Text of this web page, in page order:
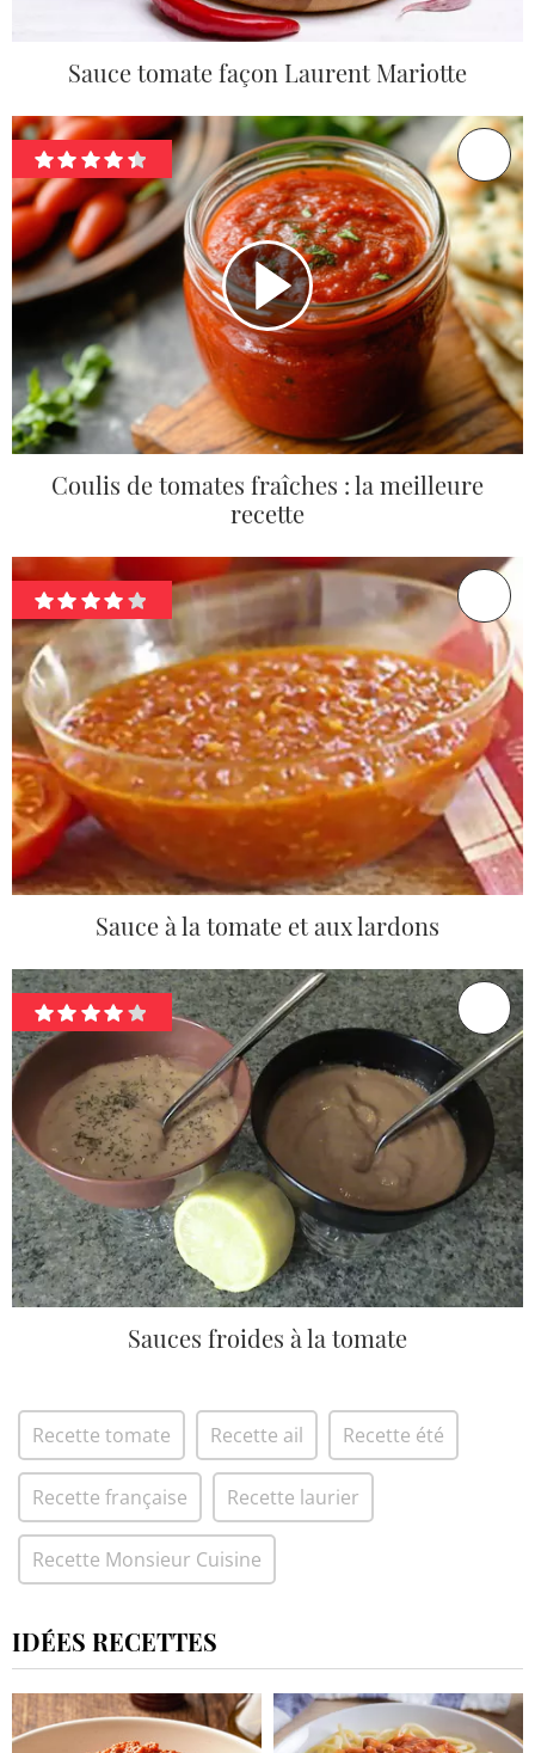
Sauce tomate façon Laurent Mariotte
Coulis de tomates fraîches : la meilleure
recette
Sauce à la tomate et aux lardons
Sauces froides à la tomate
Recette tomate Recette ail Recette été
Recette française Recette laurier
Recette Monsieur Cuisine
IDÉES RECETTES